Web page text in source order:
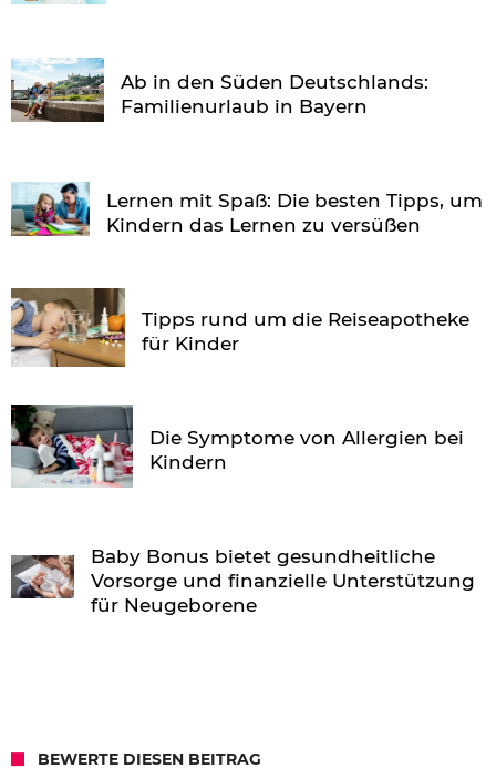
Ab in den Süden Deutschlands:
Familienurlaub in Bayern
Lernen mit Spaß: Die besten Tipps, um
Kindern das Lernen zu versüßen
Tipps rund um die Reiseapotheke
für Kinder
Die Symptome von Allergien bei
Kindern
Baby Bonus bietet gesundheitliche
Vorsorge und finanzielle Unterstützung
für Neugeborene
BEWERTE DIESEN BEITRAG